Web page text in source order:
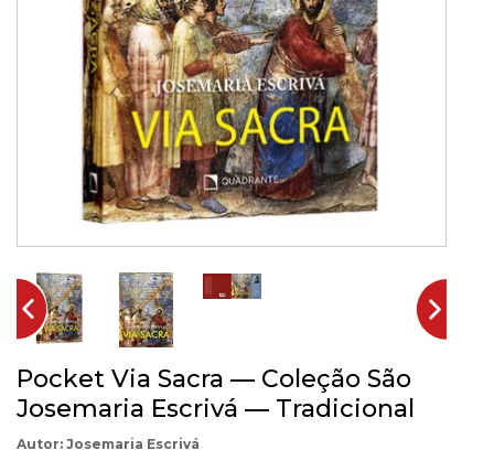
Pocket Via Sacra — Coleção São
Josemaria Escrivá — Tradicional
Josemaria Escrivá